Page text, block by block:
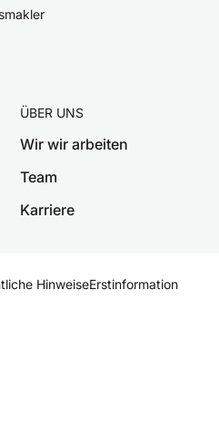
ÜBER UNS
Wir wir arbeiten
Team
Karriere
HinweiseErstinformation